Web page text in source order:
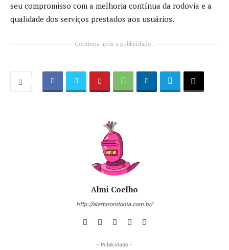
seu compromisso com a melhoria contínua da rodovia e a
qualidade dos serviços prestados aos usuários.
Continua após a publicidade..
Almi Coelho
http://alertarondonia.com.br/
- Publicidade -